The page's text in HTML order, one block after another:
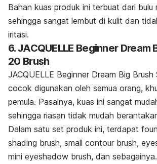
Bahan kuas produk ini terbuat dari bulu
sehingga sangat lembut di kulit dan
iritasi.
6. JACQUELLE Beginner Dream
20 Brush
JACQUELLE Beginner Dream Big Brush
cocok digunakan oleh semua orang,
pemula. Pasalnya, kuas ini sangat
sehingga riasan tidak mudah
Dalam satu set produk ini, terdapat
shading brush, small contour brush,
mini eyeshadow brush, dan sebagainya.